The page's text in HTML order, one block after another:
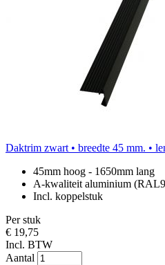
Daktrim zwart • breedte 45 mm. •
45mm hoog - 1650mm lang
A-kwaliteit aluminium
Incl. koppelstuk
Per stuk
€ 19,75
Incl. BTW
Aantal